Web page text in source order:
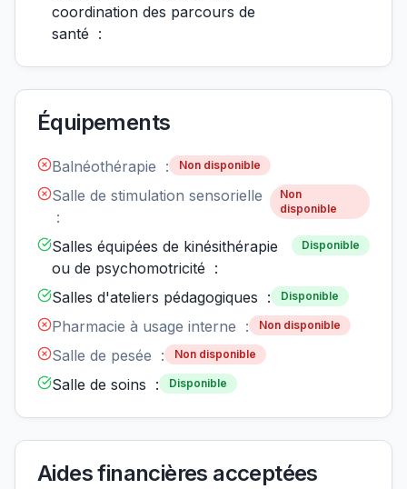
coordination des parcours de
santé :
Équipements
Balnéothérapie : Non disponible
Salle de stimulation sensorielle
:
Non
disponible
Salles équipées de kinésithérapie
ou de psychomotricité :
Disponible
Salles d'ateliers pédagogiques : Disponible
Pharmacie à usage interne : Non disponible
Salle de pesée : Non disponible
Salle de soins : Disponible
Aides financières acceptées